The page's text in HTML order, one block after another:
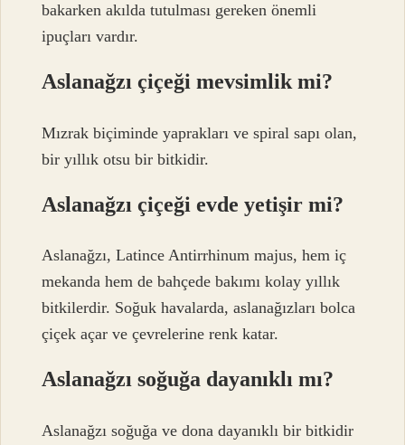
bakarken akılda tutulması gereken önemli
ipuçları vardır.
Aslanağzı çiçeği mevsimlik mi?
Mızrak biçiminde yaprakları ve spiral sapı olan,
bir yıllık otsu bir bitkidir.
Aslanağzı çiçeği evde yetişir mi?
Aslanağzı, Latince Antirrhinum majus, hem iç
mekanda hem de bahçede bakımı kolay yıllık
bitkilerdir. Soğuk havalarda, aslanağızları bolca
çiçek açar ve çevrelerine renk katar.
Aslanağzı soğuğa dayanıklı mı?
Aslanağzı soğuğa ve dona dayanıklı bir bitkidir